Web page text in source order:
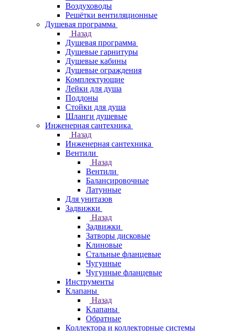
Воздуховоды
Решётки вентиляционные
Душевая программа
Назад
Душевая программа
Душевые гарнитуры
Душевые кабины
Душевые ограждения
Комплектующие
Лейки для душа
Поддоны
Стойки для душа
Шланги душевые
Инженерная сантехника
Назад
Инженерная сантехника
Вентили
Назад
Вентили
Балансировочные
Латунные
Для унитазов
Задвижки
Назад
Задвижки
Затворы дисковые
Клиновые
Стальные фланцевые
Чугунные
Чугунные фланцевые
Инструменты
Клапаны
Назад
Клапаны
Обратные
Коллектора и коллекторные системы